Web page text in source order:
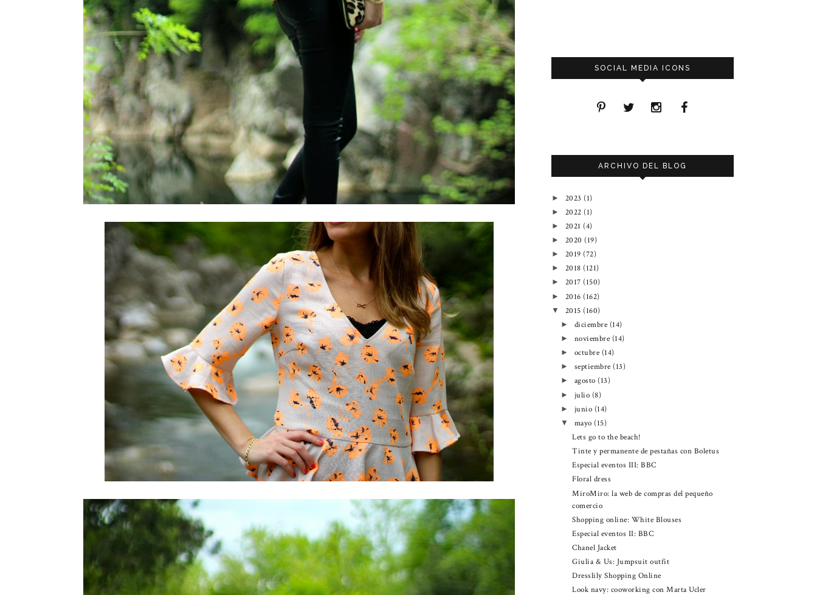
SOCIAL MEDIA ICONS
ARCHIVO DEL BLOG
► 2023 (1)
► 2022 (1)
► 2021 (4)
► 2020 (19)
► 2019 (72)
► 2018 (121)
► 2017 (150)
► 2016 (162)
▼ 2015 (160)
► diciembre (14)
► noviembre (14)
► octubre (14)
► septiembre (13)
► agosto (13)
► julio (8)
► junio (14)
▼ mayo (15)
Lets go to the beach!
Tinte y permanente de pestañas con Boletus
Especial eventos III: BBC
Floral dress
MiroMiro: la web de compras del pequeño
comercio
Shopping online: White Blouses
Especial eventos II: BBC
Chanel Jacket
Giulia & Us: Jumpsuit outfit
Dresslily Shopping Online
Look navy: cooworking con Marta Ucler